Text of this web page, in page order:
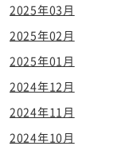
2025年03月
2025年02月
2025年01月
2024年12月
2024年11月
2024年10月